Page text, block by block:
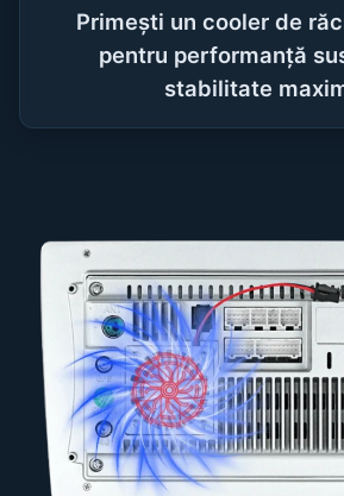
Primești un cooler de
pentru performanță
stabilitate